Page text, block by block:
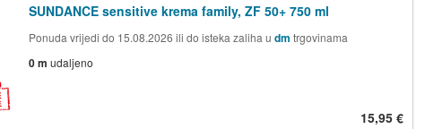
SUNDANCE sensitive krema family, ZF 50+ 750 ml
Ponuda vrijedi do 15.08.2026 ili do isteka zaliha u dm trgovinama
0 m udaljeno
15,95 €